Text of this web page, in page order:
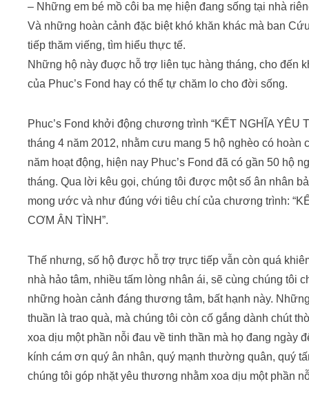
– Những em bé mồ côi ba mẹ hiện đang sống tại nhà
Và những hoàn cảnh đặc biệt khó khăn khác mà ban
tiếp thăm viếng, tìm hiểu thực tế.
Những hộ này đuợc hỗ trợ liên tục hàng tháng, cho đến
của Phuc’s Fond hay có thể tự chăm lo cho đời sống.
Phuc’s Fond khởi động chương trình “KẾT NGHĨA
tháng 4 năm 2012, nhằm cưu mang 5 hộ nghèo có hoàn
năm hoạt động, hiện nay Phuc’s Fond đã có gần 50 hộ
tháng. Qua lời kêu gọi, chúng tôi được một số ân nhân
mong ước và như đúng với tiêu chí của chương trình:
CƠM ÂN TÌNH”.
Thế nhưng, số hộ được hỗ trợ trực tiếp vẫn còn quá
nhà hảo tâm, nhiều tấm lòng nhân ái, sẽ cùng chúng tôi
những hoàn cảnh đáng thương tâm, bất hạnh này.
thuần là trao quà, mà chúng tôi còn cố gắng dành chút
xoa dịu một phần nỗi đau về tinh thần mà họ đang ngày
kính cám ơn quý ân nhân, quý mạnh thường quân, quý
chúng tôi góp nhặt yêu thương nhằm xoa dịu một phần